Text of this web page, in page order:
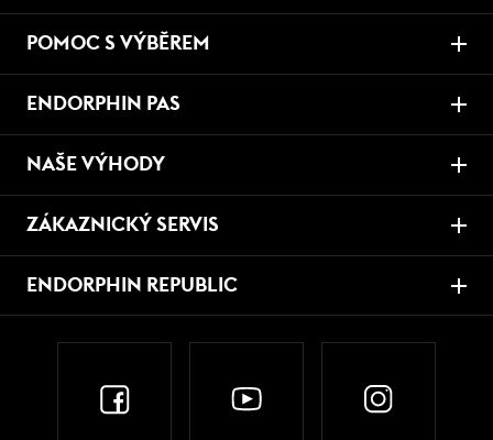
POMOC S VÝBĚREM
ENDORPHIN PAS
NAŠE VÝHODY
ZÁKAZNICKÝ SERVIS
ENDORPHIN REPUBLIC